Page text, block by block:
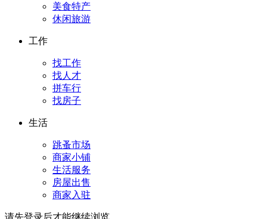
美食特产
休闲旅游
工作
找工作
找人才
拼车行
找房子
生活
跳蚤市场
商家小铺
生活服务
房屋出售
商家入驻
请先登录后才能继续浏览